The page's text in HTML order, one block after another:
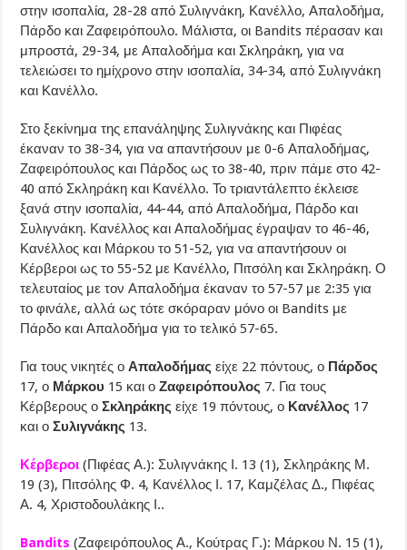
στην ισοπαλία, 28-28 από Συλιγνάκη, Κανέλλο, Απαλοδήμα,
Πάρδο και Ζαφειρόπουλο. Μάλιστα, οι Bandits πέρασαν και
μπροστά, 29-34, με Απαλοδήμα και Σκληράκη, για να
τελειώσει το ημίχρονο στην ισοπαλία, 34-34, από Συλιγνάκη
και Κανέλλο.
Στο ξεκίνημα της επανάληψης Συλιγνάκης και Πιφέας
έκαναν το 38-34, για να απαντήσουν με 0-6 Απαλοδήμας,
Ζαφειρόπουλος και Πάρδος ως το 38-40, πριν πάμε στο 42-
40 από Σκληράκη και Κανέλλο. Το τριαντάλεπτο έκλεισε
ξανά στην ισοπαλία, 44-44, από Απαλοδήμα, Πάρδο και
Συλιγνάκη. Κανέλλος και Απαλοδήμας έγραψαν το 46-46,
Κανέλλος και Μάρκου το 51-52, για να απαντήσουν οι
Κέρβεροι ως το 55-52 με Κανέλλο, Πιτσόλη και Σκληράκη. Ο
τελευταίος με τον Απαλοδήμα έκαναν το 57-57 με 2:35 για
το φινάλε, αλλά ως τότε σκόραραν μόνο οι Bandits με
Πάρδο και Απαλοδήμα για το τελικό 57-65.
Για τους νικητές οΑπαλοδήμαςείχε 22 πόντους, ο Πάρδος
17, ο Μάρκου 15 και οΖαφειρόπουλος 7. Για τους
Κέρβερους οΣκληράκηςείχε 19 πόντους, ο Κανέλλος 17
και οΣυλιγνάκης 13.
Κέρβεροι(Πιφέας Α.): Συλιγνάκης Ι. 13 (1), Σκληράκης Μ.
19 (3), Πιτσόλης Φ. 4, Κανέλλος Ι. 17, Καμζέλας Δ., Πιφέας
Α. 4, Χριστοδουλάκης Ι..
Bandits(Ζαφειρόπουλος Α., Κούτρας Γ.): Μάρκου Ν. 15 (1),